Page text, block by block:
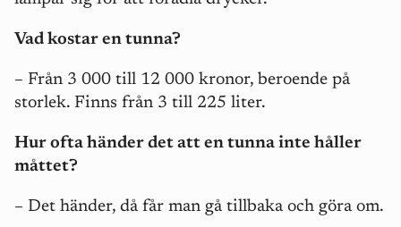
Vad kostar en tunna?
– Från 3 000 till 12 000 kronor, beroende på
storlek. Finns från 3 till 225 liter.
Hur ofta händer det att en tunna inte håller
måttet?
– Det händer, då får man gå tillbaka och göra om.